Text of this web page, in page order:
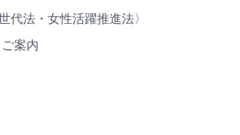
代法・女性活躍推進法〉
案内